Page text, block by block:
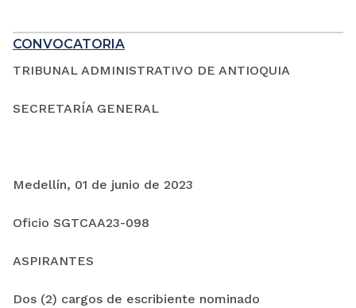
CONVOCATORIA
TRIBUNAL ADMINISTRATIVO DE ANTIOQUIA
SECRETARÍA GENERAL
Medellín, 01 de junio de 2023
Oficio SGTCAA23-098
ASPIRANTES
Dos (2) cargos de escribiente nominado